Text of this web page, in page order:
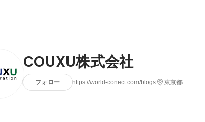
COUXU株式会社
フォロー https://world-conect.com/blogs 東京都